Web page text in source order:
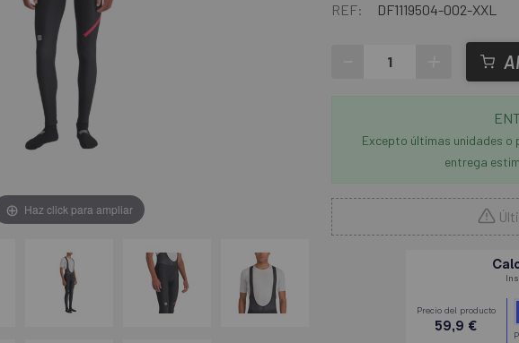
Haz click para ampliar
REF: DF1119504-002-XXL
Excepto últimas unidades
entrega